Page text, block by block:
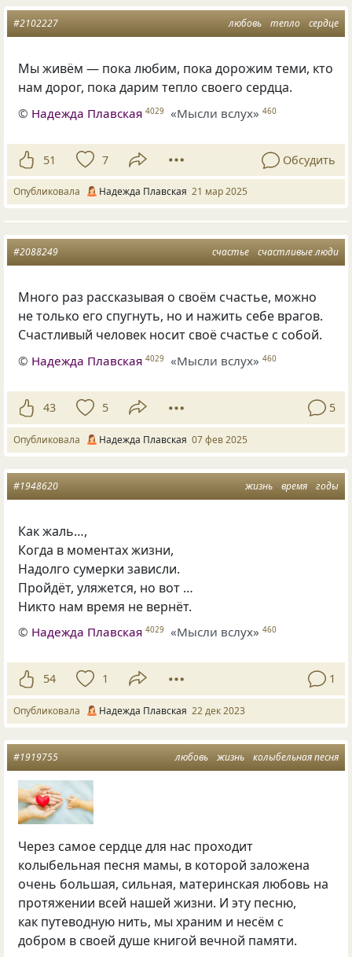
любовь тепло сердце
#2102227
Мы живём — пока любим, пока дорожим теми, кто
нам дорог, пока дарим тепло своего сердца.
© Надежда Плавская 4029 «Мысли вслух» 460
51 7 Обсудить
Опубликовала Надежда Плавская 21 мар 2025
счастье счастливые люди
#2088249
Много раз рассказывая о своём счастье, можно
не только его спугнуть, но и нажить себе врагов.
Счастливый человек носит своё счастье с собой.
© Надежда Плавская 4029 «Мысли вслух» 460
43 5 5
Опубликовала Надежда Плавская 07 фев 2025
жизнь время годы
#1948620
Как жаль…,
Когда в моментах жизни,
Надолго сумерки зависли.
Пройдёт, уляжется, но вот …
Никто нам время не вернёт.
© Надежда Плавская 4029 «Мысли вслух» 460
54 1 1
Опубликовала Надежда Плавская 22 дек 2023
любовь жизнь колыбельная песня
#1919755
Через самое сердце для нас проходит
колыбельная песня мамы, в которой заложена
очень большая, сильная, материнская любовь на
протяжении всей нашей жизни. И эту песню,
как путеводную нить, мы храним и несём с
добром в своей душе книгой вечной памяти.